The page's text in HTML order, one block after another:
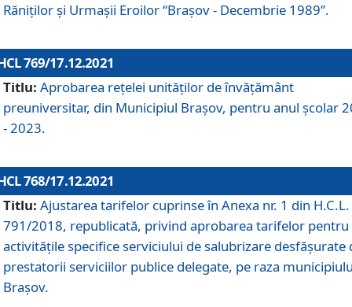
Răniţilor şi Urmaşii Eroilor “Braşov - Decembrie 1989”.
769/17.12.2021
Titlu: Aprobarea reţelei unităţilor de învăţământ
preuniversitar, din Municipiul Braşov, pentru anul şcolar
- 2023.
768/17.12.2021
Titlu: Ajustarea tarifelor cuprinse în Anexa nr. 1 din H.C.L.
791/2018, republicată, privind aprobarea tarifelor pentru
activităţile specifice serviciului de salubrizare desfăşurate
prestatorii serviciilor publice delegate, pe raza
Braşov.